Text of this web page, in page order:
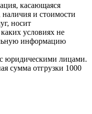
касающаяся
наличия и стоимости
носит
условиях не
информацию
юридическими лицами.
сумма отгрузки 1000